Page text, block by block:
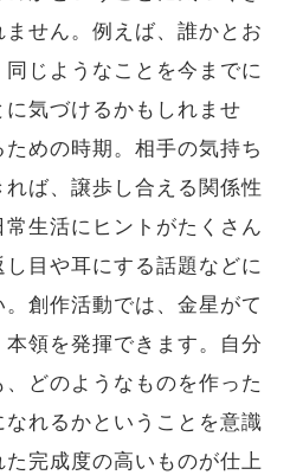
せん。例えば、誰かとお
じようなことを今までに
気づけるかもしれませ
めの時期。相手の気持ち
ば、譲歩し合える関係性
生活にヒントがたくさん
目や耳にする話題などに
創作活動では、金星がて
領を発揮できます。自分
どのようなものを作った
れるかということを意識
完成度の高いものが仕上